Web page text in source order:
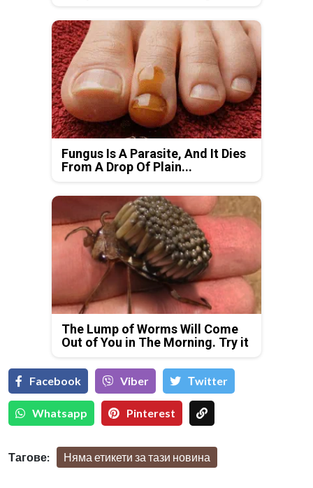
Fungus Is A Parasite, And It Dies
From A Drop Of Plain...
The Lump of Worms Will Come
Out of You in The Morning. Try it
Facebook Viber Тwitter
Whatsapp Pinterest
Тагове: Няма етикети за тази новина